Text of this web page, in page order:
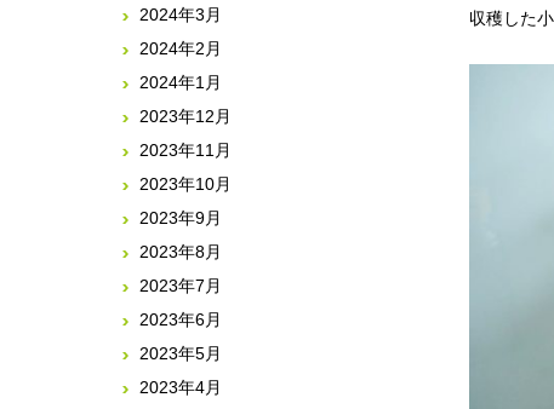
収穫した
2024年3月
2024年2月
2024年1月
2023年12月
2023年11月
2023年10月
2023年9月
2023年8月
2023年7月
2023年6月
2023年5月
2023年4月